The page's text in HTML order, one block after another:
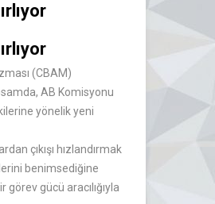
(CBAM)
AB Komisyonu
yönelik yeni
çıkışı hızlandırmak
benimsediğine
gücü aracılığıyla